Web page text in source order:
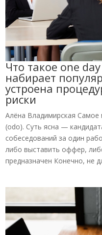
Что такое one
набирает
устроена
риски
Алёна Владимирская Самое
(odo). Суть ясна —
собеседований за один
либо выставить оффер,
предназначен Конечно, не